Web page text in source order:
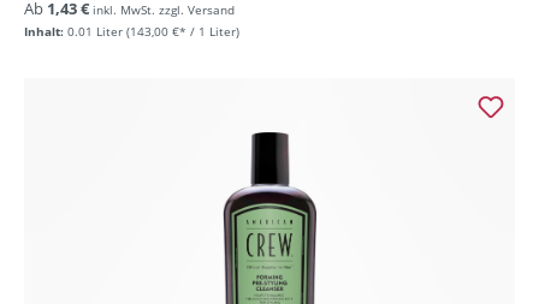
Inhalt: 0.01 Liter (143,00 €* / 1 Liter)
Ab 1,43 € inkl. MwSt. zzgl. Versand